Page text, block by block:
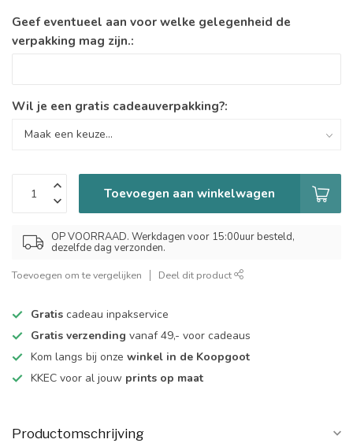
Geef eventueel aan voor welke gelegenheid de
verpakking mag zijn.:
Wil je een gratis cadeauverpakking?:
Toevoegen aan winkelwagen
OP VOORRAAD. Werkdagen voor 15:00uur besteld,
dezelfde dag verzonden.
Toevoegen om te vergelijken Deel dit product
Gratis cadeau inpakservice
Gratis verzending vanaf 49,- voor cadeaus
Kom langs bij onze winkel in de Koopgoot
KKEC voor al jouw prints op maat
Productomschrijving